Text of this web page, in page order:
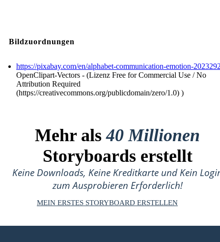
Bildzuordnungen
https://pixabay.com/en/alphabet-communication-emotion-
OpenClipart-Vectors - (Lizenz Free for Commercial Use / No
Attribution Required
(https://creativecommons.org/publicdomain/zero/1.0) )
Mehr als40 Millionen
Storyboards erstellt
Keine Downloads, Keine Kreditkarte und Kein
zum Ausprobieren Erforderlich!
MEIN ERSTES STORYBOARD ERSTELLEN